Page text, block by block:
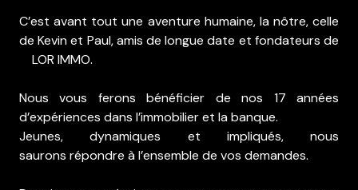
C’est avant tout une aventure humaine, la nôtre, celle
de Kevin et Paul, amis de longue date et fondateurs de
LOR IMMO.
Nous vous ferons bénéficier de nos 17 années
d’expériences dans l’immobilier et la banque.
Jeunes, dynamiques et impliqués, nous
saurons répondre à l’ensemble de vos demandes.